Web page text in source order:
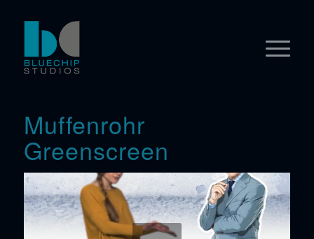
Muffenrohr
Greenscreen